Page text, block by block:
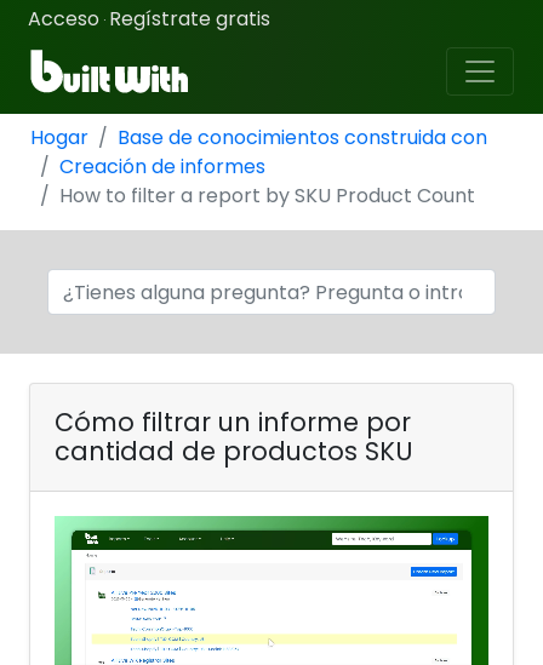
Acceso · Regístrate gratis
Hogar
Base de conocimientos construida con
Creación de informes
How to filter a report by SKU Product Count
Cómo filtrar un informe por
cantidad de productos SKU